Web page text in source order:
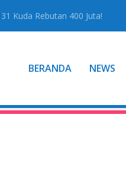
Kuda Rebutan 400 Juta!
BERANDA NEWS